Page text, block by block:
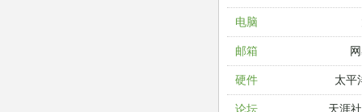
电脑
邮箱
硬件 太平
论坛 天涯